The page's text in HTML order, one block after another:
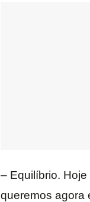
– Equilíbrio.
queremos agora